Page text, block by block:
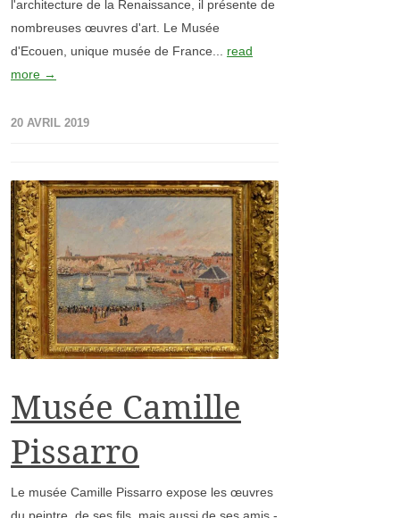
l'architecture de la Renaissance, il présente de
nombreuses œuvres d'art. Le Musée
d'Ecouen, unique musée de France... read
more →
20 AVRIL 2019
Musée Camille
Pissarro
Le musée Camille Pissarro expose les œuvres